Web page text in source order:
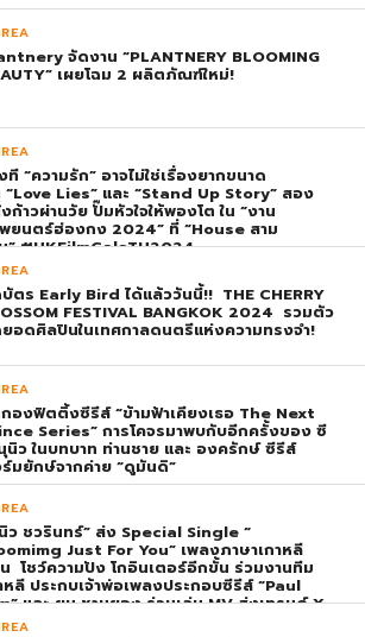
จัดงาน “PLANTNERY BLOOMING
เผยโฉม 2 ผลิตภัณฑ์ใหม่!
ที “ความรัก” อาจไม่ใช่เรื่องยากขนาด
“Love Lies” และ “Stand Up Story” สอง
ก้าวผ่านวัย ปั๊มหัวใจให้พองโต ใน “งาน
ยนตร์ฮ่องกง 2024” ที่ “House สาม
” #HKFilmGalaTH2024
ตร Early Bird ได้แล้ววันนี้!! THE CHERRY
FESTIVAL BANGKOK 2024 รวมตัว
อดศิลปินในเทศกาลดนตรีแห่งความทรงจำ!
องฟิตติ้งซีรีส์ “ข้ามฟ้าเคียงเธอ The Next
Series” การโคจรมาพบกับอีกครั้งของ ซี
นิว ในบทบาท ท่านชาย และ องครักษ์ ซีรีส์
มยักษ์จากค่าย “ดูมันดิ”
ว ชวรินทร์” ส่ง Special Single “
Just For You” เพลงภาษาเกาหลี
โชว์ความปัง โกอินเตอร์อีกขั้น ร่วมงานทีม
หลี ประกบเจ้าพ่อเพลงประกอบซีรีส์ “Paul
และ ยุน ชานยอง ร่วมเล่น MV ส่งเทรนด์ X
ติดอันดับ 1 โลก